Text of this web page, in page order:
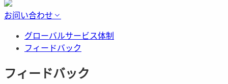
お问い合わせ
グローバルサービス体制
フィードバック
フィードバック